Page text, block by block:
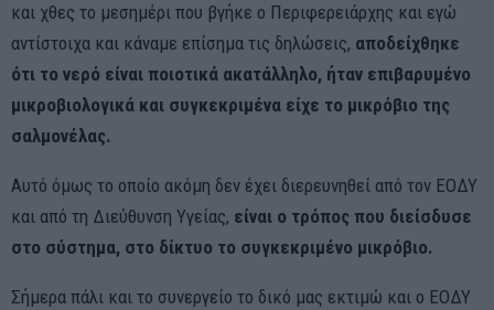
και χθες το μεσημέρι που βγήκε ο Περιφερειάρχης και εγώ
αντίστοιχα και κάναμε επίσημα τις δηλώσεις, αποδείχθηκε
ότι το νερό είναι ποιοτικά ακατάλληλο, ήταν επιβαρυμένο
μικροβιολογικά και συγκεκριμένα είχε το μικρόβιο της
σαλμονέλας.
Αυτό όμως το οποίο ακόμη δεν έχει διερευνηθεί από τον ΕΟΔΥ
και από τη Διεύθυνση Υγείας, είναι ο τρόπος που διείσδυσε
στο σύστημα, στο δίκτυο το συγκεκριμένο μικρόβιο.
Σήμερα πάλι και το συνεργείο το δικό μας εκτιμώ και ο ΕΟΔΥ